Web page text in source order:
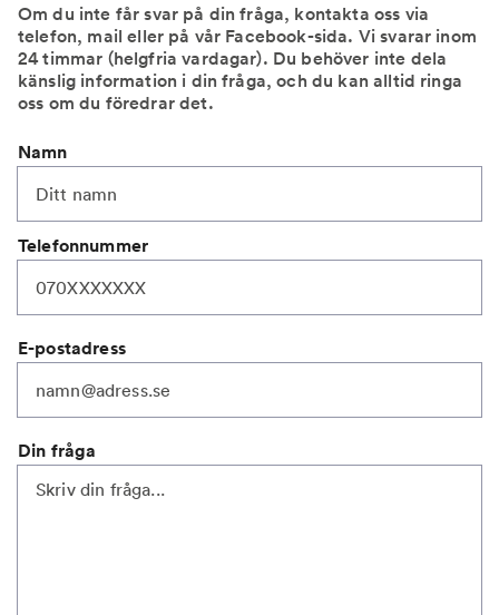
Om du inte får svar på din fråga, kontakta oss via
telefon, mail eller på vår Facebook-sida. Vi svarar inom
24 timmar (helgfria vardagar). Du behöver inte dela
känslig information i din fråga, och du kan alltid ringa
oss om du föredrar det.
Namn
Telefonnummer
E-postadress
Din fråga